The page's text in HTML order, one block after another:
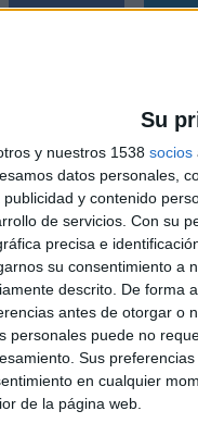
Su
y nuestros 1538 socios
datos personales,
publicidad y contenido
de servicios. Con su
precisa e
su consentimiento a
descrito. De forma
antes de otorgar o
personales puede no
Sus
en cualquier
de la página web.